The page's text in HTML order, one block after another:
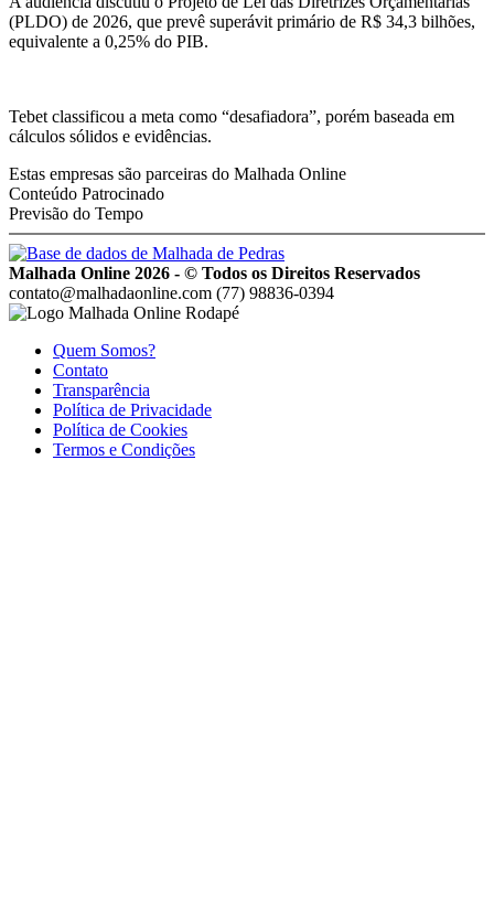
(PLDO) de 2026, que prevê superávit primário de R$ 34,3 bilhões,
equivalente a 0,25% do PIB.
Tebet classificou a meta como “desafiadora”, porém baseada em
cálculos sólidos e evidências.
Estas empresas são parceiras do Malhada Online
Conteúdo Patrocinado
Previsão do Tempo
Malhada Online 2026 - © Todos os Direitos Reservados
contato@malhadaonline.com (77) 98836-0394
Quem Somos?
Contato
Transparência
Política de Privacidade
Política de Cookies
Termos e Condições